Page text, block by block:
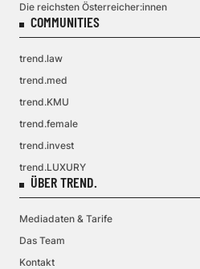
Die reichsten Österreicher:innen
COMMUNITIES
trend.law
trend.med
trend.KMU
trend.female
trend.invest
trend.LUXURY
ÜBER TREND.
Mediadaten & Tarife
Das Team
Kontakt